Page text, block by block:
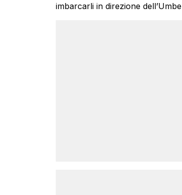
imbarcarli in direzione